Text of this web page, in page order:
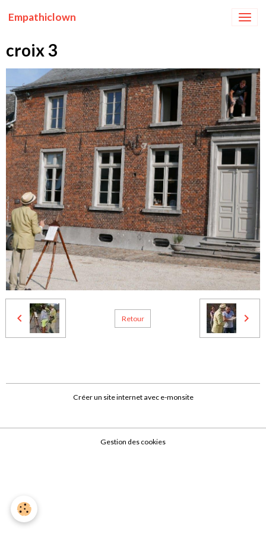
Empathiclown
croix 3
Retour
Créer un site internet avec e-monsite
Gestion des cookies